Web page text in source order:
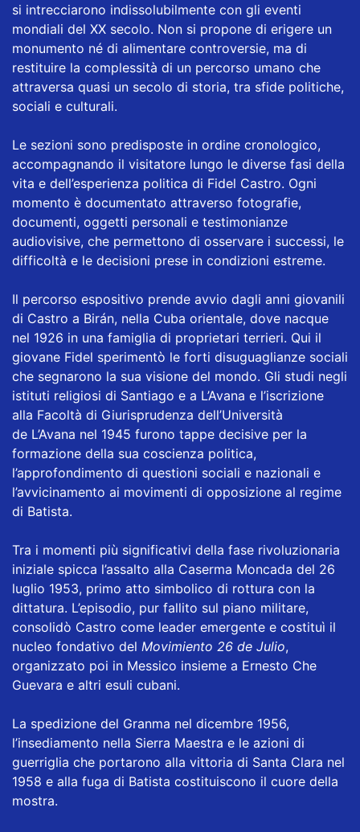
si intrecciarono indissolubilmente con gli eventi
mondiali del XX secolo. Non si propone di erigere un
monumento né di alimentare controversie, ma di
restituire la complessità di un percorso umano che
attraversa quasi un secolo di storia, tra sfide politiche,
sociali e culturali.
Le sezioni sono predisposte in ordine cronologico,
accompagnando il visitatore lungo le diverse fasi della
vita e dell’esperienza politica di Fidel Castro. Ogni
momento è documentato attraverso fotografie,
documenti, oggetti personali e testimonianze
audiovisive, che permettono di osservare i successi, le
difficoltà e le decisioni prese in condizioni estreme.
Il percorso espositivo prende avvio dagli anni giovanili
di Castro a Birán, nella Cuba orientale, dove nacque
nel 1926 in una famiglia di proprietari terrieri. Qui il
giovane Fidel sperimentò le forti disuguaglianze sociali
che segnarono la sua visione del mondo. Gli studi negli
istituti religiosi di Santiago e a L’Avana e l’iscrizione
alla Facoltà di Giurisprudenza dell’Università
de L’Avana nel 1945 furono tappe decisive per la
formazione della sua coscienza politica,
l’approfondimento di questioni sociali e nazionali e
l’avvicinamento ai movimenti di opposizione al regime
di Batista.
Tra i momenti più significativi della fase rivoluzionaria
iniziale spicca l’assalto alla Caserma Moncada del 26
luglio 1953, primo atto simbolico di rottura con la
dittatura. L’episodio, pur fallito sul piano militare,
consolidò Castro come leader emergente e costituì il
nucleo fondativo del Movimiento 26 de Julio,
organizzato poi in Messico insieme a Ernesto Che
Guevara e altri esuli cubani.
La spedizione del Granma nel dicembre 1956,
l’insediamento nella Sierra Maestra e le azioni di
guerriglia che portarono alla vittoria di Santa Clara nel
1958 e alla fuga di Batista costituiscono il cuore della
mostra.